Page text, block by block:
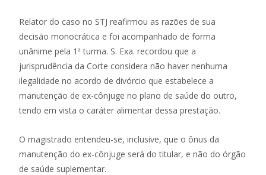
Relator do caso no STJ reafirmou as razões de sua
decisão monocrática e foi acompanhado de forma
unânime pela 1ª turma. S. Exa. recordou que a
jurisprudência da Corte considera não haver nenhuma
ilegalidade no acordo de divórcio que estabelece a
manutenção de ex-cônjuge no plano de saúde do outro,
tendo em vista o caráter alimentar dessa prestação.
O magistrado entendeu-se, inclusive, que o ônus da
manutenção do ex-cônjuge será do titular, e não do órgão
de saúde suplementar.